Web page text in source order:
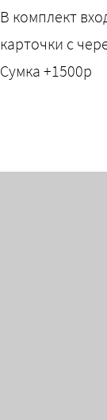
В комплект
карточки с
Сумка +1500р